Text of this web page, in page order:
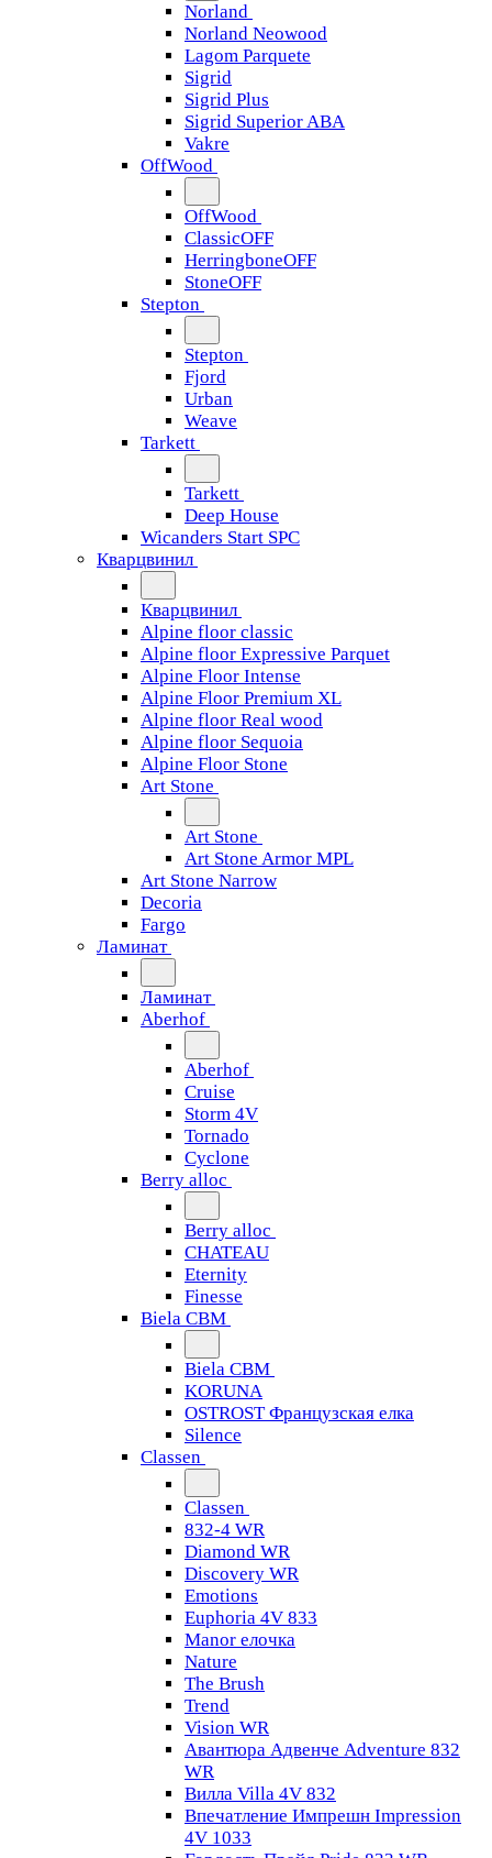
Norland
Norland Neowood
Lagom Parquete
Sigrid
Sigrid Plus
Sigrid Superior ABA
Vakre
OffWood
OffWood
ClassicOFF
HerringboneOFF
StoneOFF
Stepton
Stepton
Fjord
Urban
Weave
Tarkett
Tarkett
Deep House
Wicanders Start SPC
Кварцвинил
Кварцвинил
Alpine floor classic
Alpine floor Expressive Parquet
Alpine Floor Intense
Alpine Floor Premium XL
Alpine floor Real wood
Alpine floor Sequoia
Alpine Floor Stone
Art Stone
Art Stone
Art Stone Armor MPL
Art Stone Narrow
Decoria
Fargo
Ламинат
Ламинат
Aberhof
Aberhof
Cruise
Storm 4V
Tornado
Сyclone
Berry alloc
Berry alloc
CHATEAU
Eternity
Finesse
Biela CBM
Biela CBM
KORUNA
OSTROST Французская елка
Silence
Classen
Classen
832-4 WR
Diamond WR
Discovery WR
Emotions
Euphoria 4V 833
Manor елочка
Nature
The Brush
Trend
Vision WR
Авантюра Адвенче Adventure 832
WR
Вилла Villa 4V 832
Впечатление Импрешн Impression
4V 1033